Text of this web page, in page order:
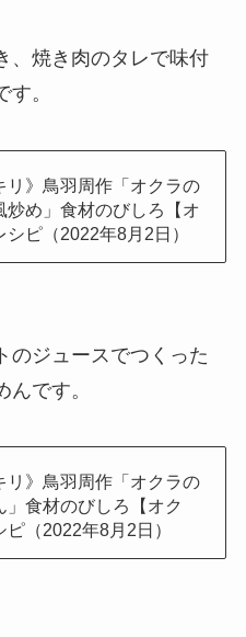
、焼き肉のタレで味付
。
リ》鳥羽周作「オクラの
炒め」食材のびしろ【オ
シピ（2022年8月2日）
のジュースでつくった
です。
リ》鳥羽周作「オクラの
」食材のびしろ【オク
ピ（2022年8月2日）